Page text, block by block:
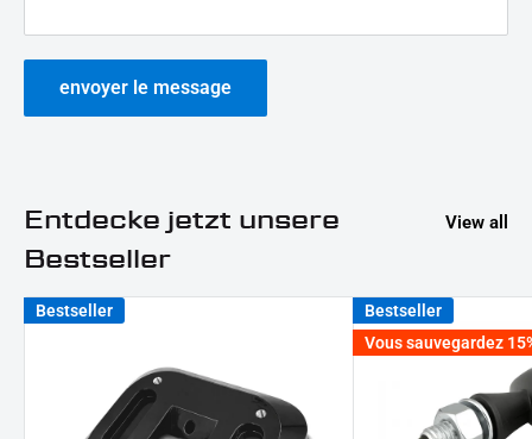
envoyer le message
Entdecke jetzt unsere
Bestseller
View all
Bestseller
Bestseller
Vous sauvegardez